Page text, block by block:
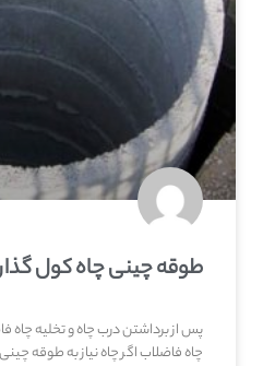
طوقه چینی چاه کول
پس از برداشتن درب چاه و تخلیه چاه
چاه فاضلاب اگر چاه نیاز به طوقه